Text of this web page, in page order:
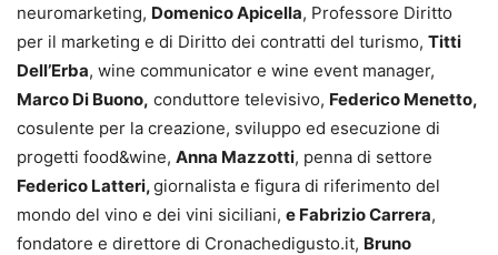
neuromarketing, Domenico Apicella, Professore Diritto
per il marketing e di Diritto dei contratti del turismo, Titti
Dell’Erba, wine communicator e wine event manager,
Marco Di Buono, conduttore televisivo, Federico Menetto,
cosulente per la creazione, sviluppo ed esecuzione di
progetti food&wine, Anna Mazzotti, penna di settore
Federico Latteri,giornalista e figura di riferimento del
mondo del vino e dei vini siciliani, e Fabrizio Carrera,
fondatore e direttore di Cronachedigusto.it, Bruno